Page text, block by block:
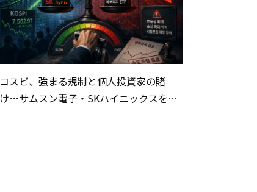
コスピ、強まる規制と個人投資家の賭
け…サムスン電子・SKハイニックスを巡